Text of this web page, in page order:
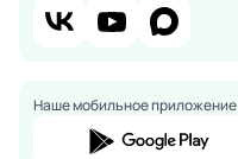
Наше мобильное приложение